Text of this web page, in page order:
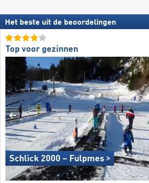
Het beste uit de beoordelingen
Top voor gezinnen
Schlick 2000 – Fulpmes